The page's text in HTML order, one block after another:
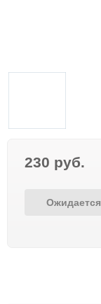
230 руб.
Ожидается